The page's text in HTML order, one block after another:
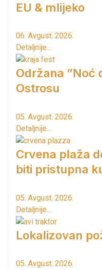
EU & mlijeko
06. Avgust. 2026.
Detaljnije...
Održana ”Noć
Ostrosu
05. Avgust. 2026.
Detaljnije...
Crvena plaža
biti pristupna
05. Avgust. 2026.
Detaljnije...
Lokalizovan
05. Avgust. 2026.